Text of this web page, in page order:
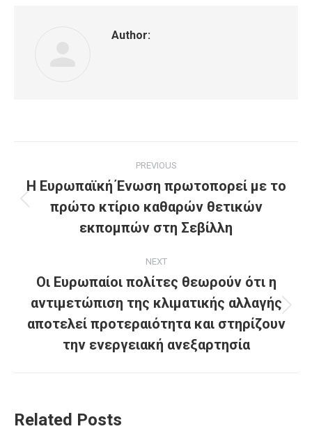
Author:
navigation
PREVIOUS
Previous
post:
Η Ευρωπαϊκή Ένωση πρωτοπορεί με το
πρώτο κτίριο καθαρών θετικών
εκπομπών στη Σεβίλλη
NEXT
Next
post:
Οι Ευρωπαίοι πολίτες θεωρούν ότι η
αντιμετώπιση της κλιματικής αλλαγής
αποτελεί προτεραιότητα και στηρίζουν
την ενεργειακή ανεξαρτησία
Related Posts